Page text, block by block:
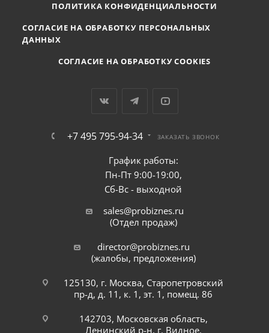
ПОЛИТИКА КОНФИДЕНЦИАЛЬНОСТИ
СОГЛАСИЕ НА ОБРАБОТКУ ПЕРСОНАЛЬНЫХ
ДАННЫХ
СОГЛАСИЕ НА ОБРАБОТКУ COOKIES
+7 495 795-94-34 ЗАКАЗАТЬ ЗВОНОК
График работы:
Пн-Пт 9:00-19:00,
Сб-Вс - выходной
sales@probiznes.ru
(Отдел продаж)
director@probiznes.ru
(жалобы, предложения)
125130, г. Москва, Старопетровский
пр-д, д. 11, к. 1, эт. 1, помещ. 86
142703, Московская область,
Ленинский р-н, г. Видное,